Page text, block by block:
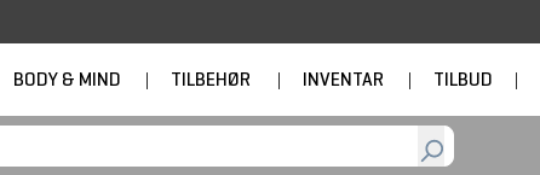
BODY & MIND | TILBEHØR | INVENTAR | TILBUD |